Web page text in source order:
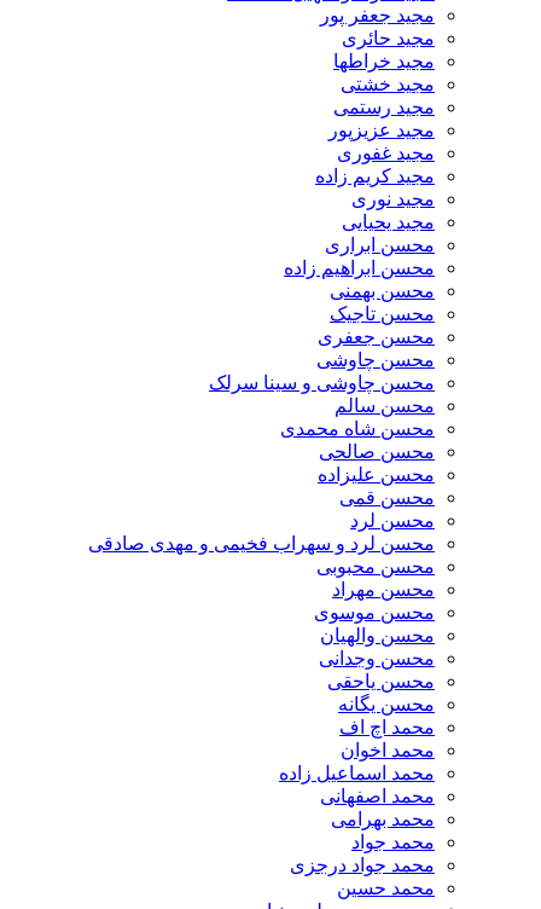
مجید جعفر پور
مجید حائری
مجید خراطها
مجید خشتی
مجید رستمی
مجید عزیزپور
مجید غفوری
مجید کریم زاده
مجید نوری
مجید یحیایی
محسن ابراری
محسن ابراهیم زاده
محسن بهمنی
محسن تاجیک
محسن جعفری
محسن چاوشی
محسن چاوشی و سینا سرلک
محسن سالم
محسن شاه محمدی
محسن صالحی
محسن علیزاده
محسن قمی
محسن لرد
محسن لرد و سهراب فخیمی و مهدی صادقی
محسن محبوبی
محسن مهراد
محسن موسوی
محسن والهیان
محسن وجدانی
محسن یاحقی
محسن یگانه
محمد اچ اف
محمد اخوان
محمد اسماعیل زاده
محمد اصفهانی
محمد بهرامی
محمد جواد
محمد جواد درجزی
محمد حسین